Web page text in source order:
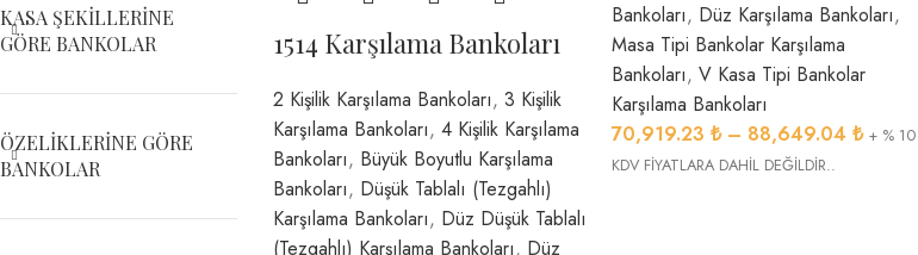
KASA ŞEKILLERINE
GÖRE BANKOLAR
ÖZELIKLERINE GÖRE
BANKOLAR
1514 Karşılama Bankoları
2 Kişilik Karşılama Bankoları, 3 Kişilik
Karşılama Bankoları, 4 Kişilik Karşılama
Bankoları, Büyük Boyutlu Karşılama
Bankoları, Düşük Tablalı (Tezgahlı)
Karşılama Bankoları, Düz Düşük Tablalı
(Tezgahlı) Karşılama Bankoları, Düz
Bankoları, Düz Karşılama Bankoları,
Masa Tipi Bankolar Karşılama
Bankoları, V Kasa Tipi Bankolar
Karşılama Bankoları
70,919.23 ₺ – 88,649.04 ₺ + % 10
KDV FİYATLARA DAHİL DEĞİLDİR..